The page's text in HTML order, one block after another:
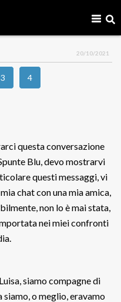
20/10/2021
3 4
questa conversazione
Blu, devo mostrarvi
questi messaggi, vi
chat con una mia amica,
non lo è mai stata,
nei miei confronti
siamo compagne di
o meglio, eravamo